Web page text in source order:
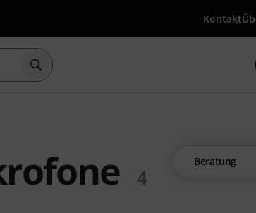
Kontakt
Suche mit Suchwort {searchTerm}
4
Beratung